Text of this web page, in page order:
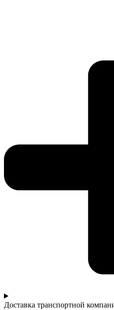
Доставка транспортной